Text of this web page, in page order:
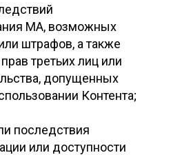
МА, возможных
штрафов, а также
третьих лиц или
допущенных
Контента;
последствия
или доступности